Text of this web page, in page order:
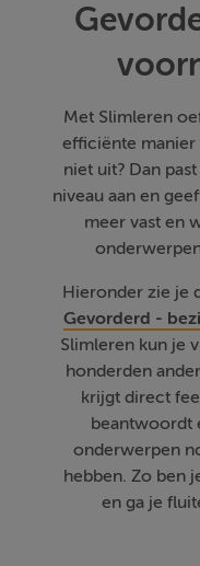
Met Slimleren
efficiënte manier
niet uit? Dan
niveau aan en
meer vast en
Hieronder zie je
Gevorderd -
Slimleren kun je
honderden
krijgt direct
beantwoordt
onderwerpen
hebben. Zo ben
en ga je